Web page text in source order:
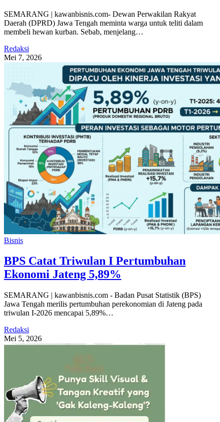
SEMARANG | kawanbisnis.com- Dewan Perwakilan Rakyat
Daerah (DPRD) Jawa Tengah meminta warga untuk teliti dalam
membeli hewan kurban. Sebab, menjelang…
Redaksi
Mei 7, 2026
Bisnis
BPS Catat Triwulan I Pertumbuhan
Ekonomi Jateng 5,89%
SEMARANG | kawanbisnis.com - Badan Pusat Statistik (BPS)
Jawa Tengah merilis pertumbuhan perekonomian di Jateng pada
triwulan I-2026 mencapai 5,89%…
Redaksi
Mei 5, 2026